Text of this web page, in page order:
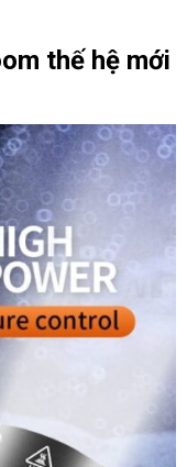
thế hệ mới